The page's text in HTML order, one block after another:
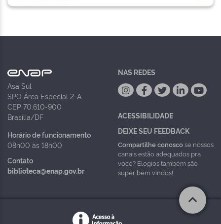
Asa Sul
SPO Área Especial 2-A
CEP 70.610-900
Brasília/DF
Horário de funcionamento
08h00 às 18h00
Contato
biblioteca@enap.gov.br
NAS REDES
ACESSIBILIDADE
DEIXE SEU FEEDBACK
Compartilhe conoscose nossos
canais estão adequados pra
você? Elogios também são
super bem vindos!